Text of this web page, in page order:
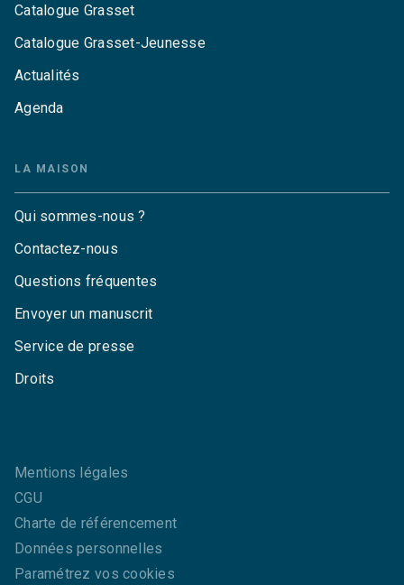
Catalogue Grasset
Catalogue Grasset-Jeunesse
Actualités
Agenda
LA MAISON
Qui sommes-nous ?
Contactez-nous
Questions fréquentes
Envoyer un manuscrit
Service de presse
Droits
Mentions légales
CGU
Charte de référencement
Données personnelles
Paramétrez vos cookies